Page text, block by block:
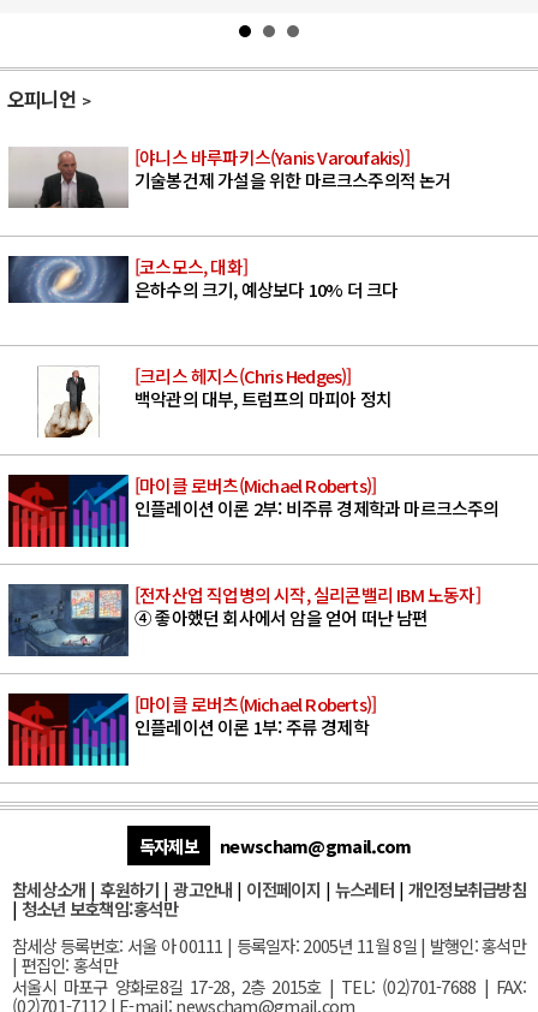
오피니언
[야니스 바루파키스(Yanis Varoufakis)]
기술봉건제 가설을 위한 마르크스주의적 논거
[코스모스, 대화]
은하수의 크기, 예상보다 10% 더 크다
[크리스 헤지스(Chris Hedges)]
백악관의 대부, 트럼프의 마피아 정치
[마이클 로버츠(Michael Roberts)]
인플레이션 이론 2부: 비주류 경제학과 마르크스주의
[전자산업 직업병의 시작, 실리콘밸리 IBM 노동자]
④ 좋아했던 회사에서 암을 얻어 떠난 남편
[마이클 로버츠(Michael Roberts)]
인플레이션 이론 1부: 주류 경제학
독자제보
newscham@gmail.com
참세상소개 | 후원하기 |광고안내 | 이전페이지 | 뉴스레터| 개인정보취급방침
| 청소년 보호책임:홍석만
참세상 등록번호: 서울 아 00111 | 등록일자: 2005년 11월 8일 | 발행인: 홍석만
| 편집인: 홍석만
서울시 마포구 양화로8길 17-28, 2층 2015호| TEL: (02)701-7688 | FAX:
(02)701-7112 | E-mail:newscham@gmail.com